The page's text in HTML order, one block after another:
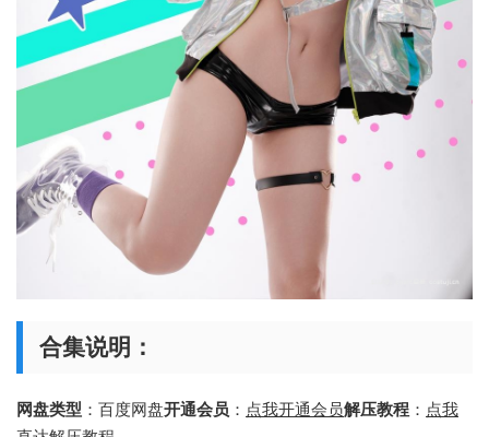
合集说明：
网盘类型 ：百度网盘开通会员 ： 点我开通会员解压教程 ： 点我